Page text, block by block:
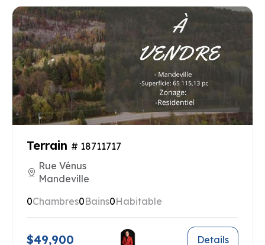
Terrain # 18711717
Rue Vénus
Mandeville
0Chambres0Bains0Habitable
$49,900 Details